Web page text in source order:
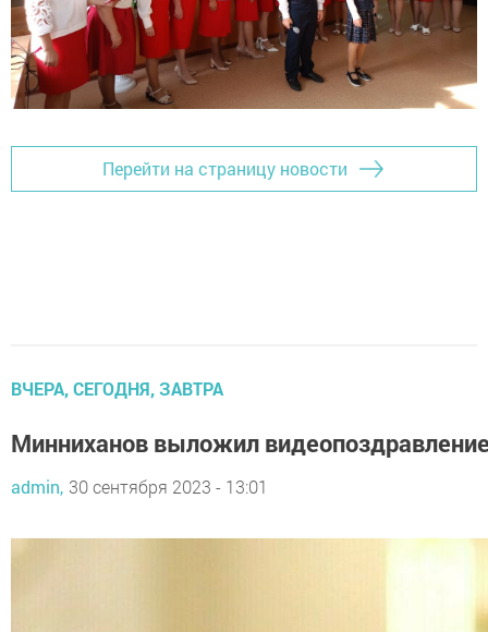
Перейти на страницу новости
ВЧЕРА, СЕГОДНЯ, ЗАВТРА
Минниханов выложил
admin, 30 сентября 2023 - 13:01